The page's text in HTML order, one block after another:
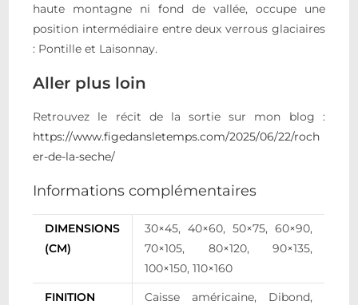
haute montagne ni fond de vallée, occupe une
position intermédiaire entre deux verrous glaciaires
: Pontille et Laisonnay.
Aller plus loin
Retrouvez le récit de la sortie sur mon blog :
https://www.figedansletemps.com/2025/06/22/roch
er-de-la-seche/
Informations complémentaires
DIMENSIONS
(CM)
30×45, 40×60, 50×75, 60×90,
70×105, 80×120, 90×135,
100×150, 110×160
FINITION
Caisse américaine, Dibond,